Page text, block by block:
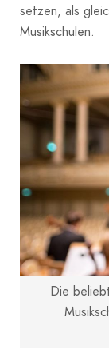
setzen, als
Musikschulen.
Die